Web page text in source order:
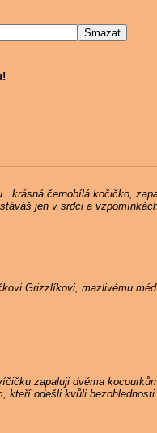
krásná černobílá kočičko,
jen v srdci a
Grizzlíkovi, mazlivému
zapaluji dvěma
kteří odešli kvůli